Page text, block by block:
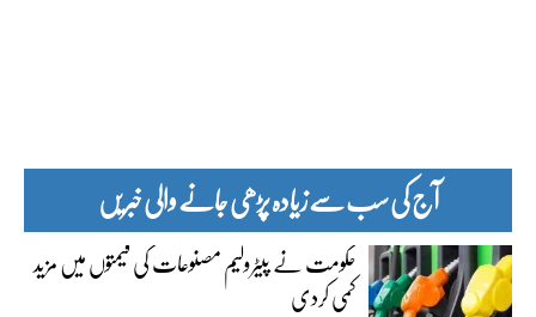
آج کی سب سے زیادہ پڑھی جانے والی خبریں
حکومت نے پیٹرولیم مصنوعات کی قیمتوں میں مزید
کمی کردی